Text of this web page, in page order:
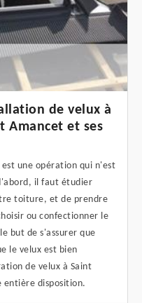
de velux à
Amancet et ses
une opération qui n'est
il faut étudier
toiture, et de prendre
ou confectionner le
but de s'assurer que
le velux est bien
de velux à Saint
entière disposition.